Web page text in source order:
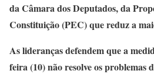
da Câmara dos Deputados, da
Constituição (PEC) que reduz a
As lideranças defendem que a
feira (10) não resolve os problemas